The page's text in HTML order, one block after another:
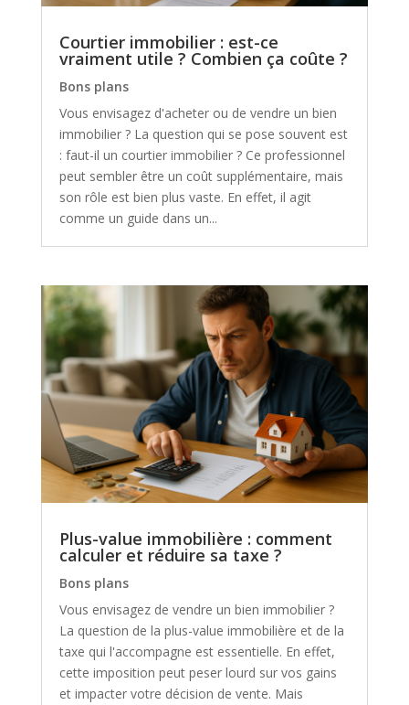
Courtier immobilier : est-ce
vraiment utile ? Combien ça coûte ?
Bons plans
Vous envisagez d'acheter ou de vendre un bien
immobilier ? La question qui se pose souvent est
: faut-il un courtier immobilier ? Ce professionnel
peut sembler être un coût supplémentaire, mais
son rôle est bien plus vaste. En effet, il agit
comme un guide dans un...
Plus-value immobilière : comment
calculer et réduire sa taxe ?
Bons plans
Vous envisagez de vendre un bien immobilier ?
La question de la plus-value immobilière et de la
taxe qui l'accompagne est essentielle. En effet,
cette imposition peut peser lourd sur vos gains
et impacter votre décision de vente. Mais